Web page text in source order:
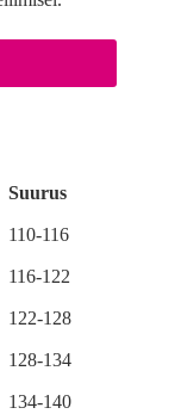
Suurus
110-116
116-122
122-128
128-134
134-140